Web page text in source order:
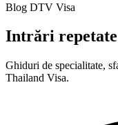
Blog DTV Visa
Intrări
Ghiduri de specialitate,
Thailand Visa.